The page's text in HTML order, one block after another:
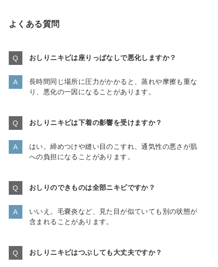
よくある質問
おしりニキビは座りっぱなしで悪化しますか？
長時間同じ場所に圧力がかかると、蒸れや摩擦も重な
り、悪化の一因になることがあります。
おしりニキビは下着の影響を受けますか？
はい。締めつけや縫い目のこすれ、通気性の悪さが肌
への負担になることがあります。
おしりのできものは全部ニキビですか？
いいえ。毛嚢炎など、見た目が似ていても別の状態が
含まれることがあります。
おしりニキビはつぶしても大丈夫ですか？